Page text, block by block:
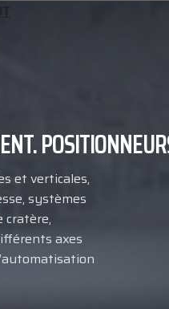
et verticales,
systèmes
cratère,
axes